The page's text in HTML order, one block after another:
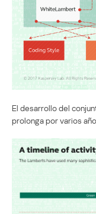
El desarrollo del
prolonga por varios